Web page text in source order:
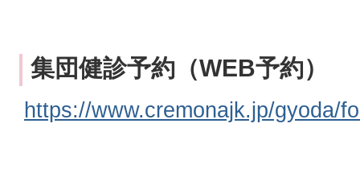
集団健診予約（WEB予約）
https://www.cremonajk.jp/gyoda/